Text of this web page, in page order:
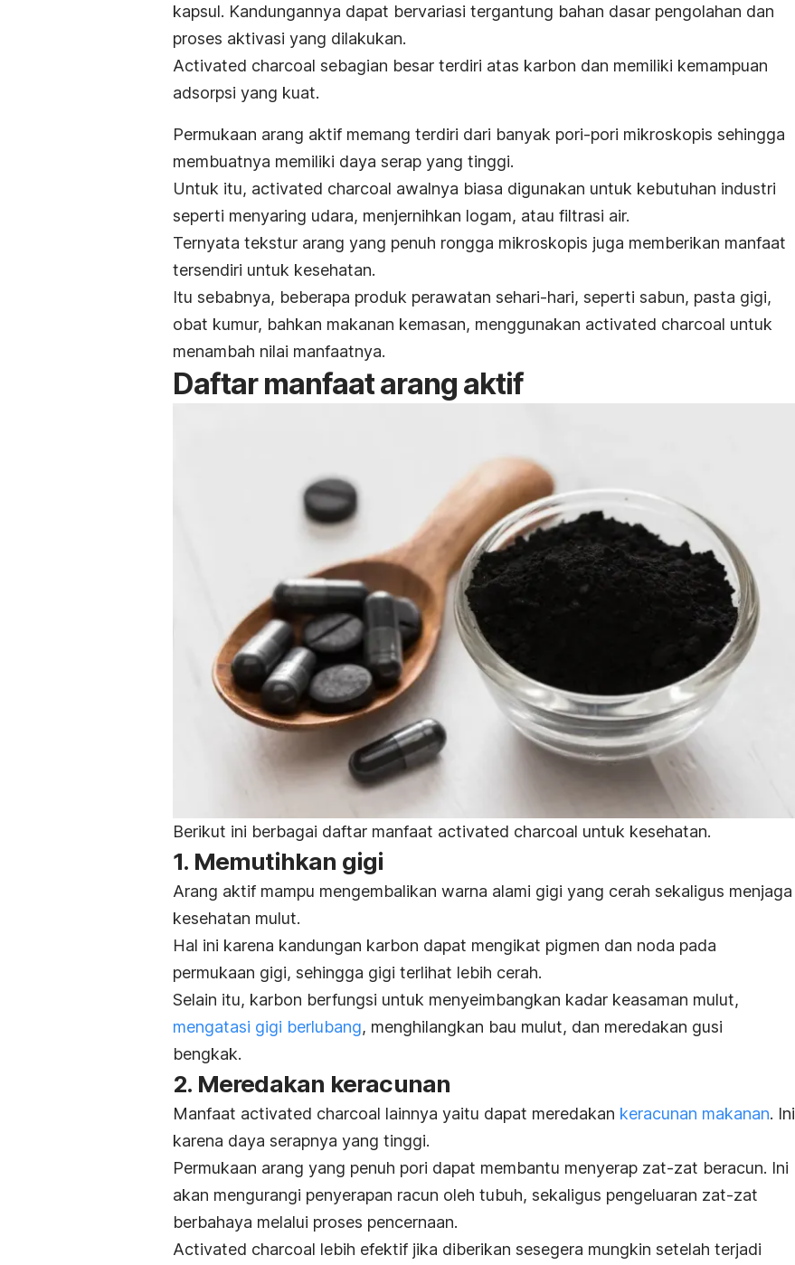
kapsul. Kandungannya dapat bervariasi tergantung bahan dasar pengolahan dan
proses aktivasi yang dilakukan.
Activated charcoal sebagian besar terdiri atas karbon dan memiliki kemampuan
adsorpsi yang kuat.
Permukaan arang aktif memang terdiri dari banyak pori-pori mikroskopis sehingga
membuatnya memiliki daya serap yang tinggi.
Untuk itu, activated charcoal awalnya biasa digunakan untuk kebutuhan industri
seperti menyaring udara, menjernihkan logam, atau filtrasi air.
Ternyata tekstur arang yang penuh rongga mikroskopis juga memberikan manfaat
tersendiri untuk kesehatan.
Itu sebabnya, beberapa produk perawatan sehari-hari, seperti sabun, pasta gigi,
obat kumur, bahkan makanan kemasan, menggunakan activated charcoal untuk
menambah nilai manfaatnya.
Daftar manfaat arang aktif
Berikut ini berbagai daftar manfaat activated charcoal untuk kesehatan.
1. Memutihkan gigi
Arang aktif mampu mengembalikan warna alami gigi yang cerah sekaligus menjaga
kesehatan mulut.
Hal ini karena kandungan karbon dapat mengikat pigmen dan noda pada
permukaan gigi, sehingga gigi terlihat lebih cerah.
Selain itu, karbon berfungsi untuk menyeimbangkan kadar keasaman mulut,
mengatasi gigi berlubang, menghilangkan bau mulut, dan meredakan gusi
bengkak.
2. Meredakan keracunan
Manfaat activated charcoal lainnya yaitu dapat meredakan keracunan makanan. Ini
karena daya serapnya yang tinggi.
Permukaan arang yang penuh pori dapat membantu menyerap zat-zat beracun. Ini
akan mengurangi penyerapan racun oleh tubuh, sekaligus pengeluaran zat-zat
berbahaya melalui proses pencernaan.
Activated charcoal lebih efektif jika diberikan sesegera mungkin setelah terjadi